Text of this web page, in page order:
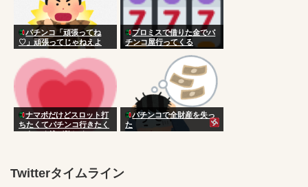
パチンコ「頑張ってね
♡」頑張ってじゃねえよ
プロミスで借りた金でパ
チンコ屋行ってくる
ナマポだけどスロット打
ちたくてパチンコ行きたく
てあぶく銭が欲しくて
パチンコで全財産を失っ
た
Twitterタイムライン